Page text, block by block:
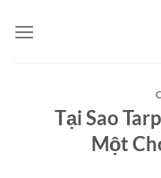
qua
Tại Sao
Một